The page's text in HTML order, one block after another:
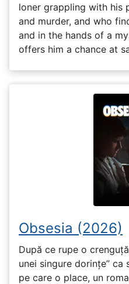
loner grappling with his
and murder, and who
and in the hands of a
offers him a chance at
Obsesia (2026)
După ce rupe o
unei singure dorințe” ca
pe care o place, un